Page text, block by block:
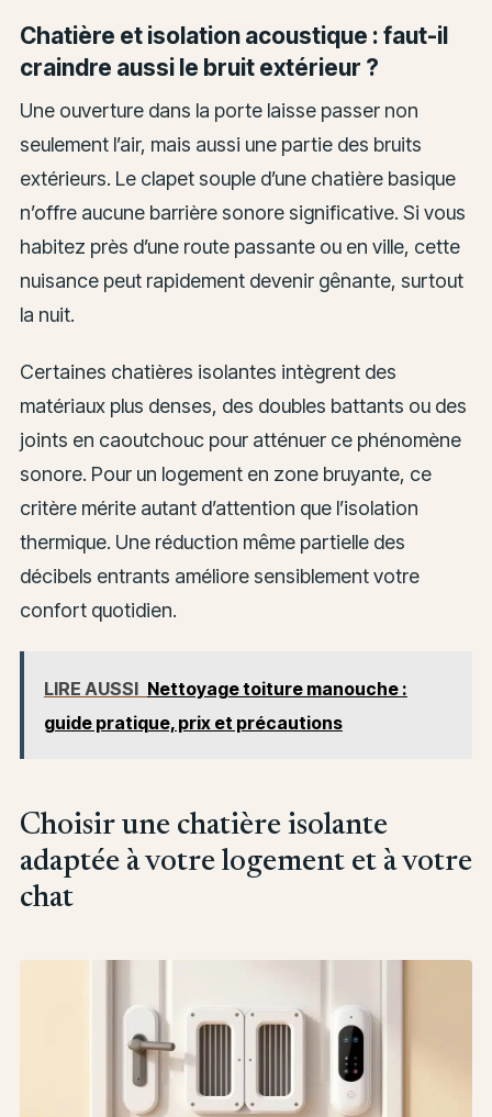
Chatière et isolation acoustique : faut-il
craindre aussi le bruit extérieur ?
Une ouverture dans la porte laisse passer non
seulement l’air, mais aussi une partie des bruits
extérieurs. Le clapet souple d’une chatière basique
n’offre aucune barrière sonore significative. Si vous
habitez près d’une route passante ou en ville, cette
nuisance peut rapidement devenir gênante, surtout
la nuit.
Certaines chatières isolantes intègrent des
matériaux plus denses, des doubles battants ou des
joints en caoutchouc pour atténuer ce phénomène
sonore. Pour un logement en zone bruyante, ce
critère mérite autant d’attention que l’isolation
thermique. Une réduction même partielle des
décibels entrants améliore sensiblement votre
confort quotidien.
LIRE AUSSI Nettoyage toiture manouche :
guide pratique, prix et précautions
Choisir une chatière isolante
adaptée à votre logement et à votre
chat